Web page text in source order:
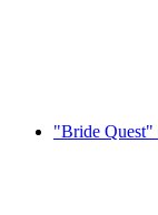
"Bride Quest"